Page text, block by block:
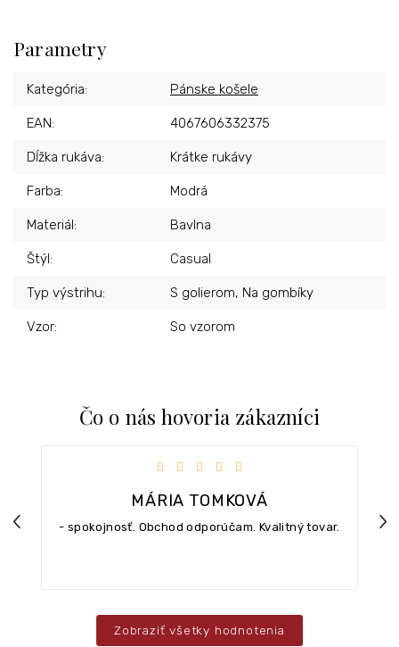
Parametry
Kategória: Pánske košele
EAN: 4067606332375
Dĺžka rukáva: Krátke rukávy
Farba: Modrá
Materiál: Bavlna
Štýl: Casual
Typ výstrihu: S golierom, Na gombíky
Vzor: So vzorom
Čo o nás hovoria zákazníci
Previous
MÁRIA TOMKOVÁ
Hodnotenie obchodu je 5 z 5 hviezdičiek.
- spokojnosť. Obchod odporúčam. Kvalitný tovar.
Zobraziť všetky hodnotenia